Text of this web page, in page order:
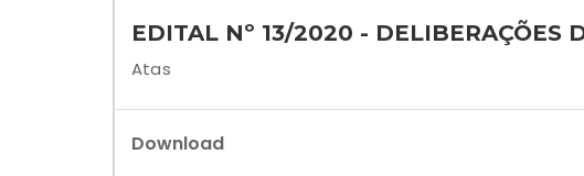
EDITAL Nº 13/2020 - DELIBERAÇÕES
Atas
Download